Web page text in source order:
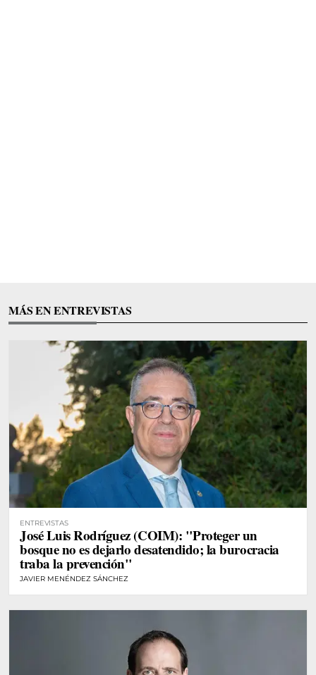
MÁS EN ENTREVISTAS
ENTREVISTAS
José Luis Rodríguez (COIM): "Proteger un
bosque no es dejarlo desatendido; la burocracia
traba la prevención"
JAVIER MENÉNDEZ SÁNCHEZ